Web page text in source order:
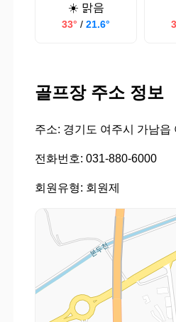
☀️ 맑음
33° / 21.6°
골프장 주소 정보
주소: 경기도 여주시 가남읍
전화번호: 031-880-6000
회원유형: 회원제